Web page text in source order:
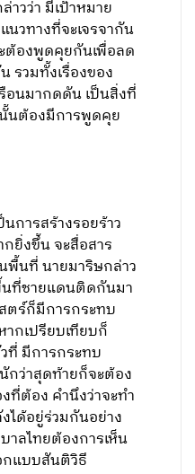
วว่า มีเป้าหมาย
วทางที่จะเจรจากัน
ต้องพูดคุยกันเพื่อลด
รวมทั้งเรื่องของ
อนมากดดัน เป็นสิ่งที่
นต้องมีการพูดคุย
การสร้างรอยร้าว
ยิ่งขึ้น จะสื่อสาร
พื้นที่ นายมาริษกล่าว
ที่ชายแดนติดกันมา
ตร์ก็มีการกระทบ
กเปรียบเทียบก็
ที่ มีการกระทบ
ว่าสุดท้ายก็จะต้อง
ที่ต้อง คำนึงว่าจะทำ
ได้อยู่ร่วมกันอย่าง
าลไทยต้องการเห็น
กแบบสันติวิธี